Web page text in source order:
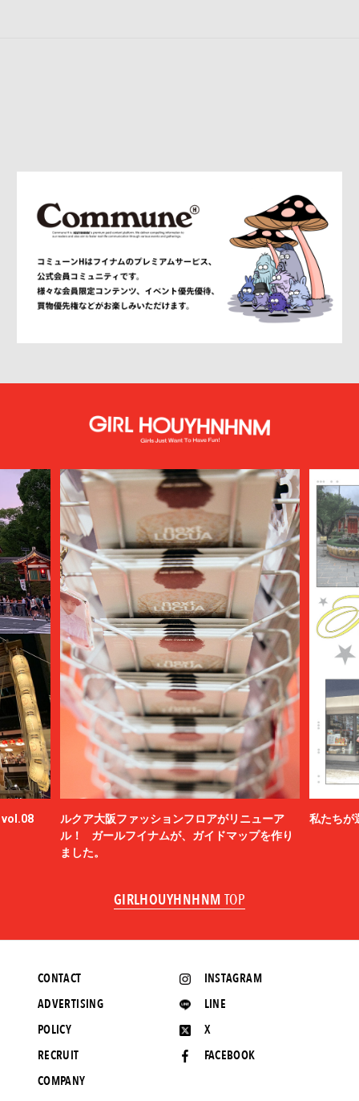
vol.08
ルクア大阪ファッションフロアがリニューア
ル！ ガールフイナムが、ガイドマップを作り
ました。
私たちが
GIRLHOUYHNHNM TOP
INSTAGRAM
LINE
X
FACEBOOK
CONTACT
ADVERTISING
POLICY
RECRUIT
COMPANY